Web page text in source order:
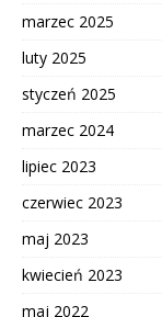
marzec 2025
luty 2025
styczeń 2025
marzec 2024
lipiec 2023
czerwiec 2023
maj 2023
kwiecień 2023
maj 2022